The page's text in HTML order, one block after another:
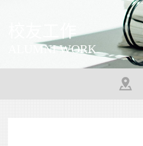
校友工作
ALUMNI WORK